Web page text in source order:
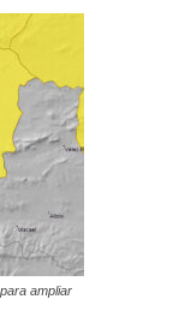
ampliar